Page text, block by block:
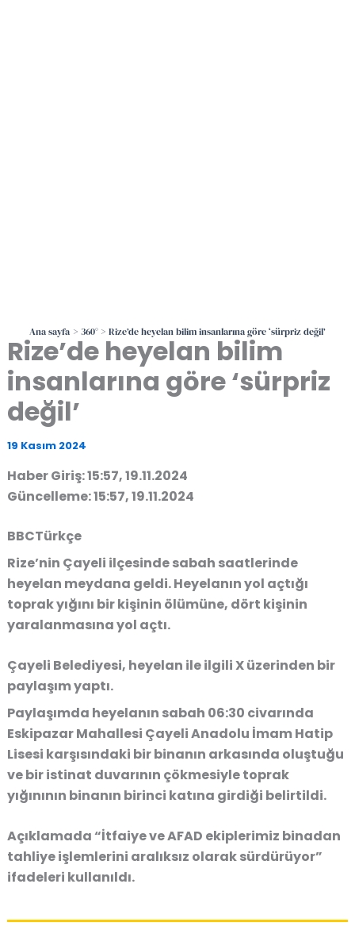
Ana sayfa 360° Rize’de heyelan bilim insanlarına göre ‘sürpriz değil’
Rize’de heyelan bilim
insanlarına göre ‘sürpriz
değil’
19 Kasım 2024
Haber Giriş: 15:57, 19.11.2024
Güncelleme: 15:57, 19.11.2024
BBCTürkçe
Rize’nin Çayeli ilçesinde sabah saatlerinde
heyelan meydana geldi. Heyelanın yol açtığı
toprak yığını bir kişinin ölümüne, dört kişinin
yaralanmasına yol açtı.
Çayeli Belediyesi, heyelan ile ilgili X üzerinden bir
paylaşım yaptı.
Paylaşımda heyelanın sabah 06:30 civarında
Eskipazar Mahallesi Çayeli Anadolu İmam Hatip
Lisesi karşısındaki bir binanın arkasında oluştuğu
ve bir istinat duvarının çökmesiyle toprak
yığınının binanın birinci katına girdiği belirtildi.
Açıklamada “İtfaiye ve AFAD ekiplerimiz binadan
tahliye işlemlerini aralıksız olarak sürdürüyor”
ifadeleri kullanıldı.